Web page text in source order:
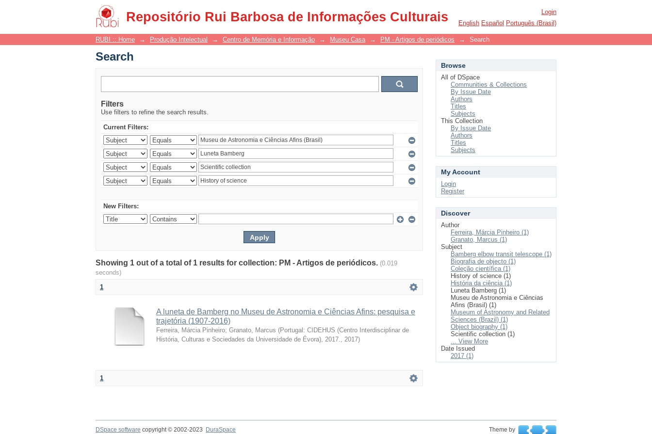
Repositório Rui Barbosa de Informações Culturais
Search
Login
English Español Português (Brasil)
RUBI :: Home → Produção Intelectual → Centro de Memória e Informação → Museu Casa → PM - Artigos de periódicos → Search
Search
Filters
Use filters to refine the search results.
Current Filters:
New Filters:
Showing 1 out of a total of 1 results for collection: PM - Artigos de periódicos. (0.019
seconds)
1
A luneta de Bamberg no Museu de Astronomia e Ciências Afins: pesquisa e
trajetória (1907-2016)
Ferreira, Márcia Pinheiro; Granato, Marcus (Portugal: CIDEHUS (Centro Interdisciplinar de
História, Culturas e Sociedades da Universidade de Évora), 2017., 2017)
1
Browse
All of DSpace
Communities & Collections
By Issue Date
Authors
Titles
Subjects
This Collection
By Issue Date
Authors
Titles
Subjects
My Account
Login
Register
Discover
Author
Ferreira, Márcia Pinheiro (1)
Granato, Marcus (1)
Subject
Bamberg elbow transit telescope (1)
Biografia de objecto (1)
Coleção científica (1)
History of science (1)
História da ciência (1)
Luneta Bamberg (1)
Museu de Astronomia e Ciências
Afins (Brasil) (1)
Museum of Astronomy and Related
Sciences (Brazil) (1)
Object biography (1)
Scientific collection (1)
... View More
Date Issued
2017 (1)
DSpace software copyright © 2002-2023 DuraSpace Theme by